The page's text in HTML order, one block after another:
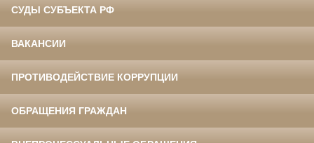
СУДЫ СУБЪЕКТА РФ
ВАКАНСИИ
ПРОТИВОДЕЙСТВИЕ КОРРУПЦИИ
ОБРАЩЕНИЯ ГРАЖДАН